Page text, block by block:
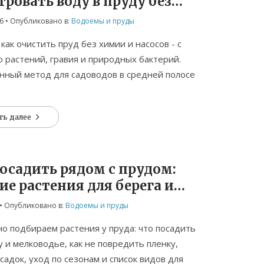
и насосов
• Опубликовано в: Водоемы и пруды
очистить пруд без химии и насосов - с
гравия и природных бактерий.
метод для садоводов в средней полосе
далее
рядом с прудом:
растения для берега и
• Опубликовано в: Водоемы и пруды
подбираем растения у пруда: что посадить
и мелководье, как не повредить пленку,
уход по сезонам и список видов для